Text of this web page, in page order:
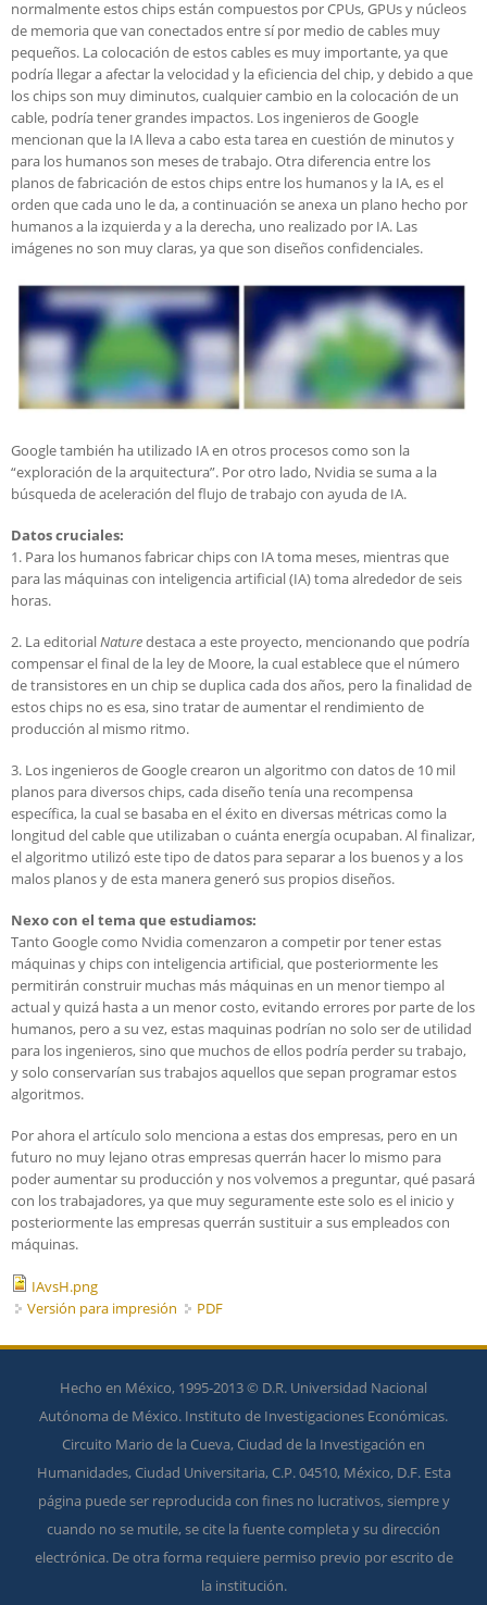
normalmente estos chips están compuestos por CPUs, GPUs y núcleos
de memoria que van conectados entre sí por medio de cables muy
pequeños. La colocación de estos cables es muy importante, ya que
podría llegar a afectar la velocidad y la eficiencia del chip, y debido a que
los chips son muy diminutos, cualquier cambio en la colocación de un
cable, podría tener grandes impactos. Los ingenieros de Google
mencionan que la IA lleva a cabo esta tarea en cuestión de minutos y
para los humanos son meses de trabajo. Otra diferencia entre los
planos de fabricación de estos chips entre los humanos y la IA, es el
orden que cada uno le da, a continuación se anexa un plano hecho por
humanos a la izquierda y a la derecha, uno realizado por IA. Las
imágenes no son muy claras, ya que son diseños confidenciales.
Google también ha utilizado IA en otros procesos como son la
“exploración de la arquitectura”. Por otro lado, Nvidia se suma a la
búsqueda de aceleración del flujo de trabajo con ayuda de IA.
Datos cruciales:
1. Para los humanos fabricar chips con IA toma meses, mientras que
para las máquinas con inteligencia artificial (IA) toma alrededor de seis
horas.
2. La editorialNaturedestaca a este proyecto, mencionando que podría
compensar el final de la ley de Moore, la cual establece que el número
de transistores en un chip se duplica cada dos años, pero la finalidad de
estos chips no es esa, sino tratar de aumentar el rendimiento de
producción al mismo ritmo.
3. Los ingenieros de Google crearon un algoritmo con datos de 10 mil
planos para diversos chips, cada diseño tenía una recompensa
específica, la cual se basaba en el éxito en diversas métricas como la
longitud del cable que utilizaban o cuánta energía ocupaban. Al finalizar,
el algoritmo utilizó este tipo de datos para separar a los buenos y a los
malos planos y de esta manera generó sus propios diseños.
Nexo con el tema que estudiamos:
Tanto Google como Nvidia comenzaron a competir por tener estas
máquinas y chips con inteligencia artificial, que posteriormente les
permitirán construir muchas más máquinas en un menor tiempo al
actual y quizá hasta a un menor costo, evitando errores por parte de los
humanos, pero a su vez, estas maquinas podrían no solo ser de utilidad
para los ingenieros, sino que muchos de ellos podría perder su trabajo,
y solo conservarían sus trabajos aquellos que sepan programar estos
algoritmos.
Por ahora el artículo solo menciona a estas dos empresas, pero en un
futuro no muy lejano otras empresas querrán hacer lo mismo para
poder aumentar su producción y nos volvemos a preguntar, qué pasará
con los trabajadores, ya que muy seguramente este solo es el inicio y
posteriormente las empresas querrán sustituir a sus empleados con
máquinas.
IAvsH.png
Versión para impresión
PDF
Hecho en México, 1995-2013 © D.R. Universidad Nacional
Autónoma de México. Instituto de Investigaciones Económicas.
Circuito Mario de la Cueva, Ciudad de la Investigación en
Humanidades, Ciudad Universitaria, C.P. 04510, México, D.F. Esta
página puede ser reproducida con fines no lucrativos, siempre y
cuando no se mutile, se cite la fuente completa y su dirección
electrónica. De otra forma requiere permiso previo por escrito de
la institución.